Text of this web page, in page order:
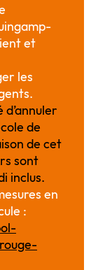
et
les
d’annuler
de
de cet
sont
inclus.
en
: